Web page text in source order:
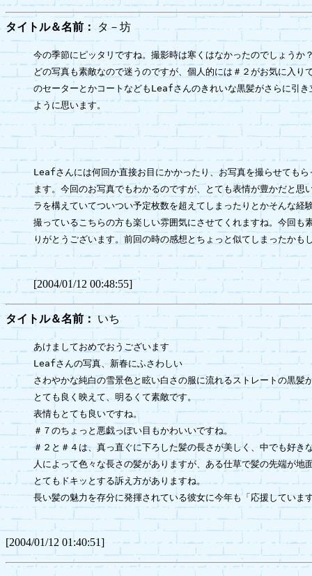
タイトル＆名前：タ－坊
今の季節にピッタリですね。撮影時は寒くはなかったのでしょうか
どの写真も素敵なので迷うのですが、個人的には＃２がお気に入り
のセーターとかコートなどもLeafさんのきれいな黒髪がさらに引き
ように思います。
Leafさんには何回か直接お目にかかったり、お写真を撮らせてもら
ます。今回のお写真でもわかるのですが、とても表情が豊かだと思
ラを構えていてついつい予定枚数を超えてしまったりとかそんな経
撮っているこちらの方も楽しい雰囲気にさせてくれますね。今回も
りがとうございます。前回の時の感想とちょっと似てしまったか
[2004/01/12 00:48:55]
タイトル＆名前： いち
あけましておめでおうございます
Leafさんの写真、新春にふさわしい
さわやかな純白の雪景色と眩い白さの服に流れるストレートの黒髪
とても良く映えて、明るくて素敵です。
表情もとても良いですね。
＃７のちょっと悪戯っぽい目もかわいいですね。
＃２と＃４は、真っ直ぐに下ろした髪の長さが美しく、中でも好き
人によって色々な長さの髪がありますが、ある仕草で髪の先端が地
とてもドキッとする訴え方がありますね。
長い髪の魅力を存分に発揮されている彼女に今年も「応援していま
[2004/01/12 01:40:51]